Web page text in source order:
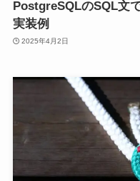
PostgreSQLのSQL文
実装例
2025年4月2日